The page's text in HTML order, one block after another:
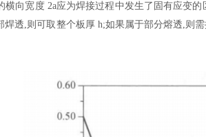
横向宽度 2a应为焊接过程中发生了固有应变
焊透,则可取整个板厚 h;如果属于部分熔透,则